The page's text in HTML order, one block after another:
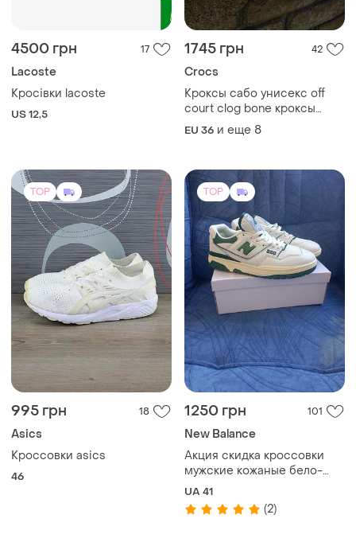
4500 грн 17
Lacoste
Кросівки lacoste
US 12,5
1745 грн 42
Crocs
Кроксы сабо унисекс off
court clog bone кроксы
сабо off court clog bone
crocs crocs crocs
EU 36 и еще 8
TOP
995 грн 18
Asics
Кроссовки asics
46
TOP
1250 грн 101
New Balance
Акция скидка кроссовки
мужские кожаные бело-
зеленые nb
UA 41
(2)